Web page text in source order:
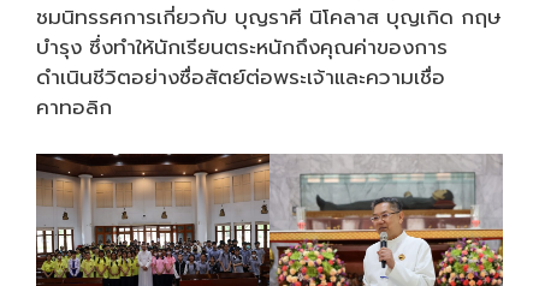
ชมนิทรรศการเกี่ยวกับ บุญราศี นิโคลาส บุญเกิด กฤษ
บำรุง ซึ่งทำให้นักเรียนตระหนักถึงคุณค่าของการ
ดำเนินชีวิตอย่างซื่อสัตย์ต่อพระเจ้าและความเชื่อ
คาทอลิก